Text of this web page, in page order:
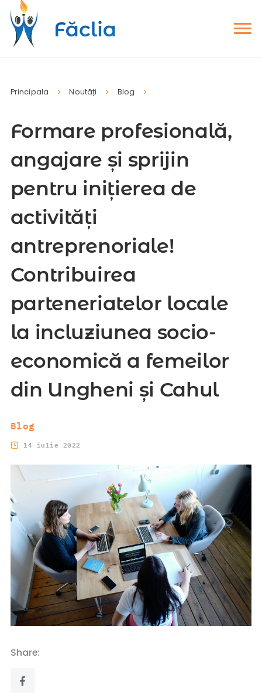
Principala Noutăți Blog
Formare profesională,
angajare și sprijin
pentru inițierea de
activități
antreprenoriale!
Contribuirea
parteneriatelor locale
la incluziunea socio-
economică a femeilor
din Ungheni și Cahul
Blog
14 iulie 2022
Share: